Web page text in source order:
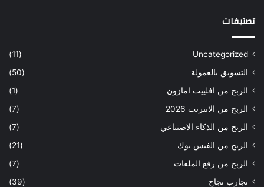
تصنيفات
Uncategorized
(11)
التسويق بالعمولة
(50)
الربح من افلييت امازون
(1)
الربح من الانترنت 2026
(7)
الربح من الذكاء الاصتناعي
(7)
الربح من الفيس بوك
(21)
الربح من رفع الملفات
(7)
تجارب نجاح
(39)